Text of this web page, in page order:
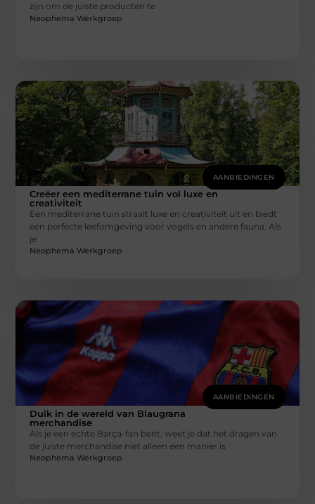
zijn om de juiste producten te
Neophema Werkgroep
AANBIEDINGEN
Creëer een mediterrane tuin vol luxe en
creativiteit
Een mediterrane tuin straalt luxe en creativiteit uit en biedt
een perfecte leefomgeving voor vogels en andere fauna. Als
je
Neophema Werkgroep
AANBIEDINGEN
Duik in de wereld van Blaugrana
merchandise
Als je een echte Barça-fan bent, weet je dat het dragen van
de juiste merchandise niet alleen een manier is
Neophema Werkgroep